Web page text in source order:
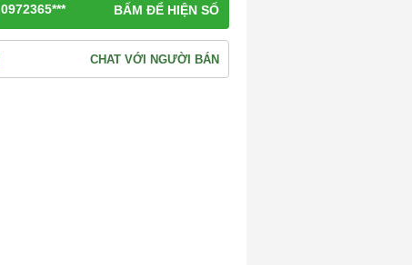
0972365*** BẤM ĐỂ HIỆN SỐ
CHAT VỚI NGƯỜI BÁN